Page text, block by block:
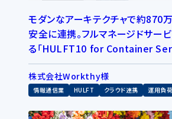
モダンなアーキテクチャで約870
安全に連携。フルマネージドサー
る「HULFT10 for Container
株式会社Workthy様
情報通信業 HULFT クラウド連携 運用負